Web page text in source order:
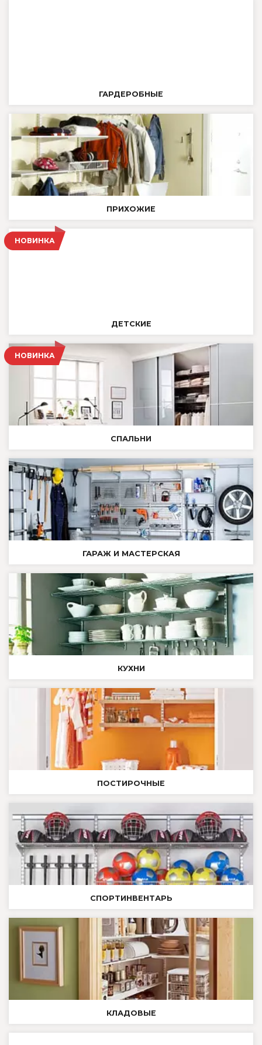
ГАРДЕРОБНЫЕ
ПРИХОЖИЕ
НОВИНКА
ДЕТСКИЕ
НОВИНКА
СПАЛЬНИ
ГАРАЖ И МАСТЕРСКАЯ
КУХНИ
ПОСТИРОЧНЫЕ
CПОРТИНВЕНТАРЬ
КЛАДОВЫЕ